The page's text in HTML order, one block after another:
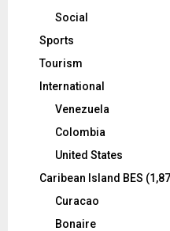
Social
Sports
Tourism
International
Venezuela
Colombia
United States
Caribean Island BES
Curacao
Bonaire